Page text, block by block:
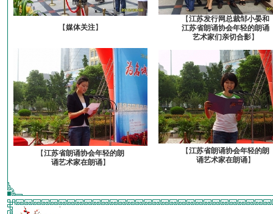
【媒体关注】
【江苏发行网总裁邹小晏和
江苏省朗诵协会年轻的朗诵
艺术家们亲切合影】
【江苏省朗诵协会年轻的朗
诵艺术家在朗诵】
【江苏省朗诵协会年轻的朗
诵艺术家在朗诵】